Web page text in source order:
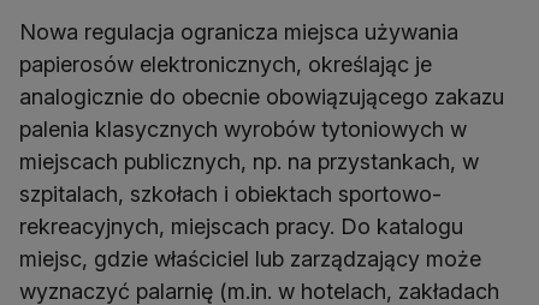
Nowa regulacja ogranicza miejsca używania
papierosów elektronicznych, określając je
analogicznie do obecnie obowiązującego zakazu
palenia klasycznych wyrobów tytoniowych w
miejscach publicznych, np. na przystankach, w
szpitalach, szkołach i obiektach sportowo-
rekreacyjnych, miejscach pracy. Do katalogu
miejsc, gdzie właściciel lub zarządzający może
wyznaczyć palarnię (m.in. w hotelach, zakładach